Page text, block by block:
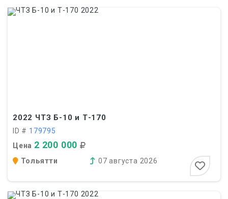
2022 ЧТЗ Б-10 и Т-170
ID # 179795
Цена 2 200 000
Тольятти 07 августа 2026